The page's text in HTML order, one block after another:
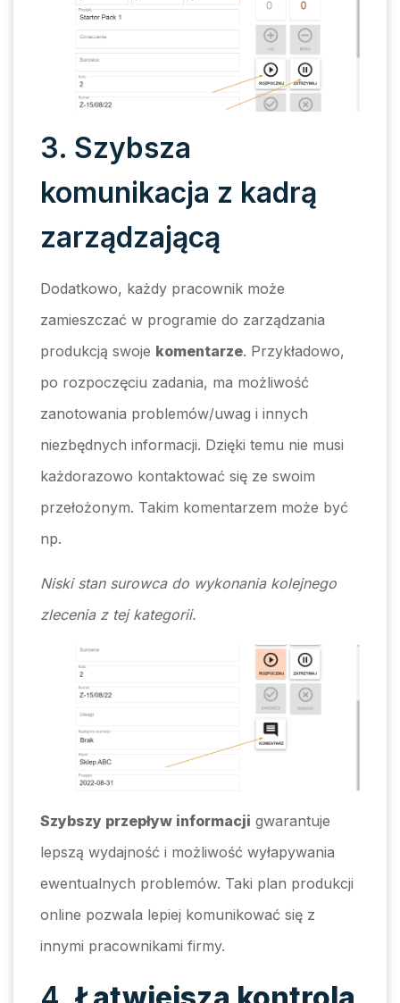
3. Szybsza
komunikacja z kadrą
zarządzającą
Dodatkowo, każdy pracownik może
zamieszczać w programie do zarządzania
produkcją swoje komentarze. Przykładowo,
po rozpoczęciu zadania, ma możliwość
zanotowania problemów/uwag i innych
niezbędnych informacji. Dzięki temu nie musi
każdorazowo kontaktować się ze swoim
przełożonym. Takim komentarzem może być
np.
Niski stan surowca do wykonania kolejnego
zlecenia z tej kategorii.
Szybszy przepływ informacji gwarantuje
lepszą wydajność i możliwość wyłapywania
ewentualnych problemów. Taki plan produkcji
online pozwala lepiej komunikować się z
innymi pracownikami firmy.